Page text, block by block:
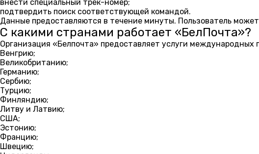
внести специальный трек-номер;
подтвердить поиск соответствующей командой.
Данные предоставляются в течение минуты. Пользователь
С какими странами работает «БелПочта»?
Организация «Белпочта» предоставляет услуги международных
Венгрию;
Великобританию;
Германию;
Сербию;
Турцию;
Финляндию;
Литву и Латвию;
США;
Эстонию;
Францию;
Швецию;